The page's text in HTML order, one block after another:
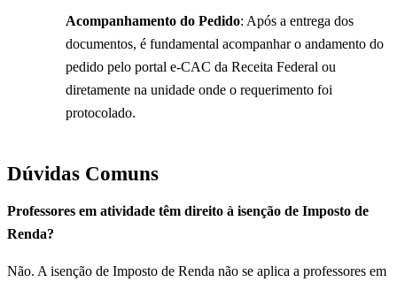
Acompanhamento do Pedido: Após a entrega dos
documentos, é fundamental acompanhar o andamento do
pedido pelo portal e-CAC da Receita Federal ou
diretamente na unidade onde o requerimento foi
protocolado.
Dúvidas Comuns
Professores em atividade têm direito à isenção de Imposto de
Renda?
Não. A isenção de Imposto de Renda não se aplica a professores em